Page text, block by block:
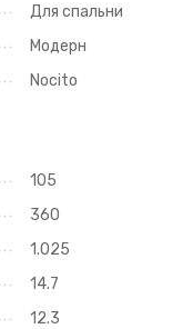
Для спальни
Модерн
Nocito
105
360
1.025
14.7
12.3